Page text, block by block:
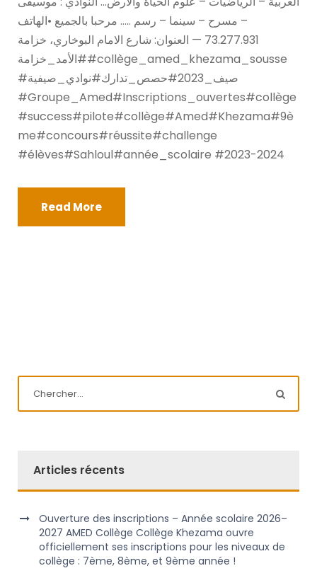
– مسرح – سينما – رسم ….. مرحبا بالجميع •الهاتف
73.277.931 — العنوان: شارع الامام البوخاري، خزامة
#الأمد_خزامة#collège_amed_khezama_sousse
#صيف_2023#حصص_تدارك#نوادي_صيفية
#Groupe_Amed#Inscriptions_ouvertes#collège
#success#pilote#collège#Amed#Khezama#9è
me#concours#réussite#challenge
#élèves#Sahloul#année_scolaire #2023-2024
Read More
Articles récents
Ouverture des inscriptions – Année scolaire 2026–
2027 AMED Collège Collège Khezama ouvre
officiellement ses inscriptions pour les niveaux de
collège : 7ème, 8ème, et 9ème année !